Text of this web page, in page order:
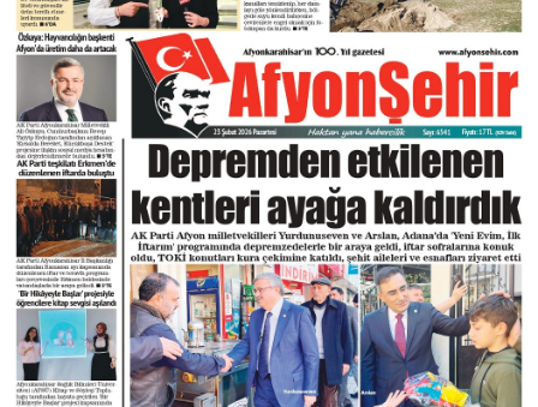
Facebook
Instagram
Youtube
RESMI İLANLAR
E-GAZETE
CANLI YAYIN